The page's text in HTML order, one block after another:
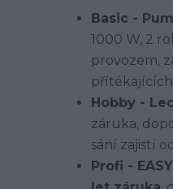
Basic -
1000 W, 2
provozem,
Hobby -
záruka,
sání zajistí
Profi -